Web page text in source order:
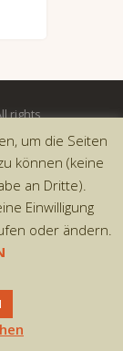
rights
um die Seiten
können (keine
an Dritte).
Einwilligung
oder ändern.